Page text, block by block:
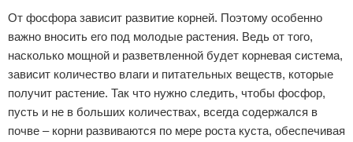
От фосфора зависит развитие корней. Поэтому особенно
важно вносить его под молодые растения. Ведь от того,
насколько мощной и разветвленной будет корневая система,
зависит количество влаги и питательных веществ, которые
получит растение. Так что нужно следить, чтобы фосфор,
пусть и не в больших количествах, всегда содержался в
почве – корни развиваются по мере роста куста, обеспечивая